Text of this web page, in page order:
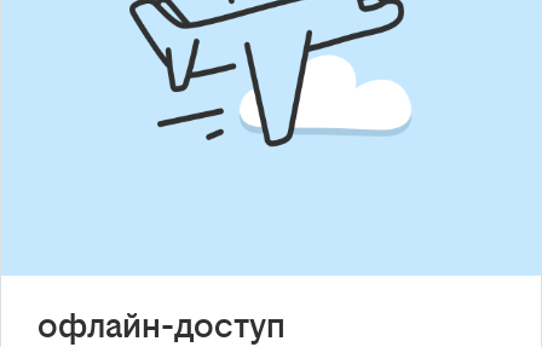
офлайн-доступ